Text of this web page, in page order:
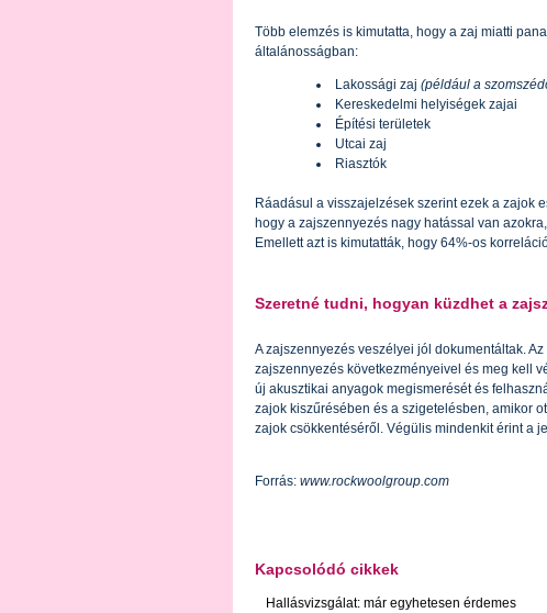
Több elemzés is kimutatta, hogy a zaj miatti
általánosságban:
Lakossági zaj(például a
Kereskedelmi helyiségek zajai
Építési területek
Utcai zaj
Riasztók
Ráadásul a visszajelzések szerint ezek a zajok
hogy a zajszennyezés nagy hatással van
Emellett azt is kimutatták, hogy 64%-os
Szeretné tudni, hogyan küzdhet a
A zajszennyezés veszélyei jól dokumentáltak.
zajszennyezés következményeivel és meg kell
új akusztikai anyagok megismerését és
zajok kiszűrésében és a szigetelésben, amikor
zajok csökkentéséről. Végülis mindenkit érint a
Forrás: www.rockwoolgroup.com
Kapcsolódó cikkek
Hallásvizsgálat: már egyhetesen érdemes